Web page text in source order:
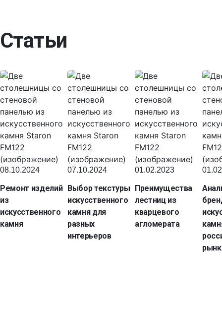
Статьи
08.10.2024
Ремонт изделий
из
искусственного
камня
07.10.2024
Выбор текстуры
искусственного
камня для
разных
интерьеров
01.02.2023
Преимущества
лестниц из
кварцевого
агломерата